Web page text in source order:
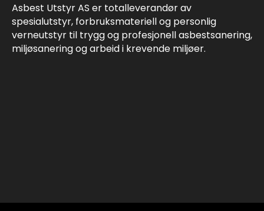
Asbest Utstyr AS er totalleverandør av
spesialutstyr, forbruksmateriell og personlig
verneutstyr til trygg og profesjonell asbestsanering,
miljøsanering og arbeid i krevende miljøer.